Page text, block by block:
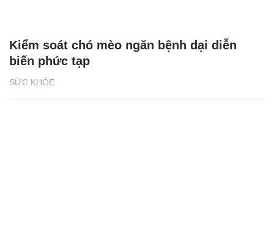
SỨC KHỎE
Kiểm soát chó mèo ngăn bệnh dại diễn
biến phức tạp